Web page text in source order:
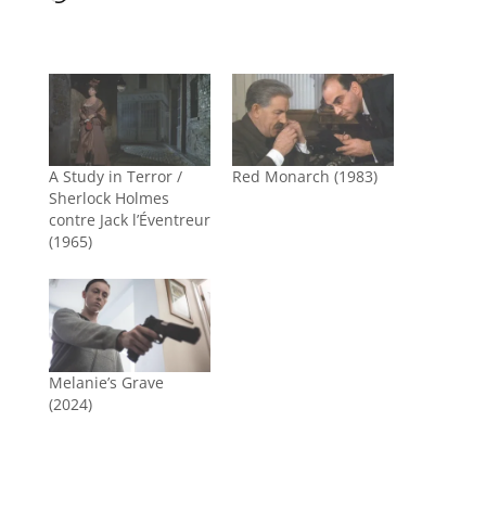
A Study in Terror /
Sherlock Holmes
contre Jack l’Éventreur
(1965)
Red Monarch (1983)
Melanie’s Grave
(2024)